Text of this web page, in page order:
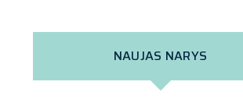
NAUJAS NARYS